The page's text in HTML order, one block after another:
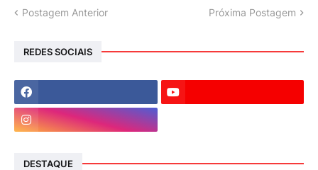
Postagem Anterior Próxima Postagem
REDES SOCIAIS
DESTAQUE